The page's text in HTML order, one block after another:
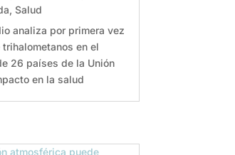
, Salud
analiza por primera vez
en el
26 países de la Unión
en la salud